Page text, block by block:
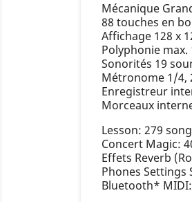
Mécanique
88 touches en
Affichage 128 x
Polyphonie max.
Sonorités 19
Métronome 1/4,
Enregistreur
Morceaux
Lesson: 279
Concert Magic:
Effets Reverb
Phones Settings
Bluetooth*